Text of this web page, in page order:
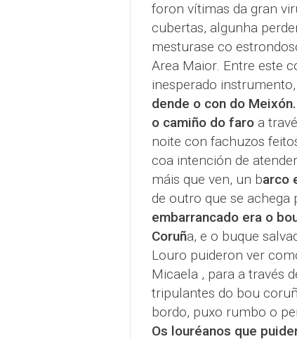
foron vítimas da gran
cubertas, algunha
mesturase co
Area Maior. Entre este
inesperado instrumento,
dende o con do Meixón.
o camiño do faroa
noite con fachuzos
coa intención de
máis que ven, un barco
de outro que se
embarrancado era o
Coruña, e o buque
Louro puideron ver
Micaela , para a través
tripulantes do bou
bordo, puxo rumbo o
Os louréanos que